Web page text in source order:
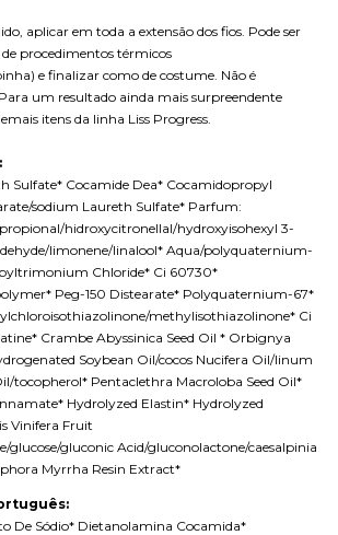
aplicar em toda a extensão dos fios. Pode ser
procedimentos térmicos
e finalizar como de costume. Não é
um resultado ainda mais surpreendente
itens da linha Liss Progress.
Sulfate* Cocamide Dea* Cocamidopropyl
sodium Laureth Sulfate* Parfum:
hidroxycitronellal/hydroxyisohexyl 3-
limonene/linalool* Aqua/polyquaternium-
Chloride* Ci 60730*
Peg-150 Distearate* Polyquaternium-67*
methylisothiazolinone* Ci
Crambe Abyssinica Seed Oil * Orbignya
Soybean Oil/cocos Nucifera Oil/linum
tocopherol* Pentaclethra Macroloba Seed Oil*
Hydrolyzed Elastin* Hydrolyzed
Vinifera Fruit
glucose/gluconic Acid/gluconolactone/caesalpinia
Myrrha Resin Extract*
De Sódio* Dietanolamina Cocamida*